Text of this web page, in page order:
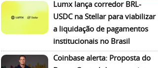
Lumx lança corredor BRL-
USDC na Stellar para viabilizar
a liquidação de pagamentos
institucionais no Brasil
Coinbase alerta: Proposta do